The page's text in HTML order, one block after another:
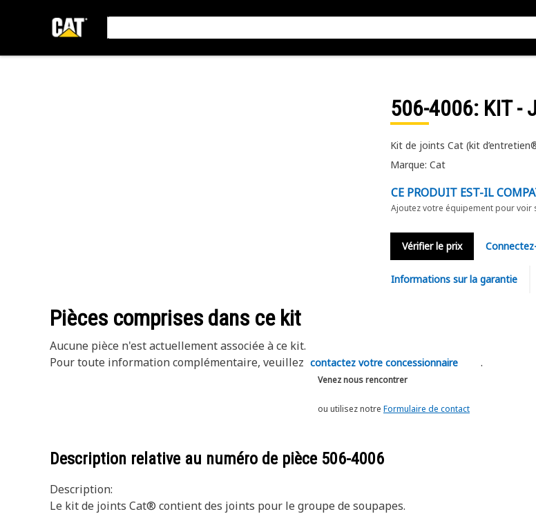
506-4006: KIT -
Kit de joints Cat (kit
Marque: Cat
CE PRODUIT EST-IL
Ajoutez votre équipement pour
Vérifier le prix
Informations sur la garantie
Pièces comprises dans ce kit
Aucune pièce n'est actuellement associée à ce kit.
Pour toute information complémentaire, veuillez contactez votre concessionnaire
Venez nous rencontrer
ou utilisez notre Formulaire de contact
.
Description relative au numéro de pièce 506-4006
Description:
Le kit de joints Cat® contient des joints pour le groupe de soupapes.